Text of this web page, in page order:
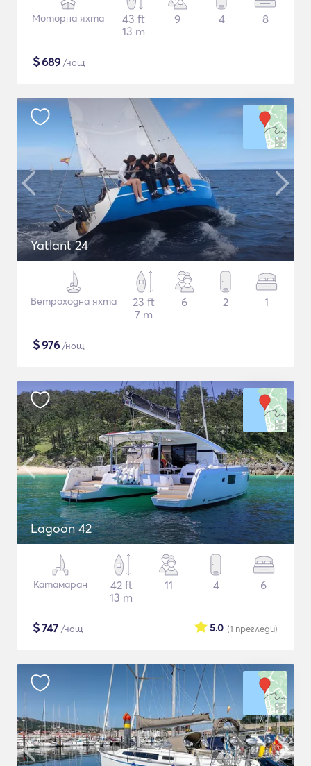
Моторна яхта
43 ft
13 m
9 4 8
$689 /нощ
Yatlant 24
Ветроходна яхта
23 ft
7 m
6 2 1
$976 /нощ
Lagoon 42
Катамаран
42 ft
13 m
11 4 6
$747 /нощ (1 прегледи)
5.0